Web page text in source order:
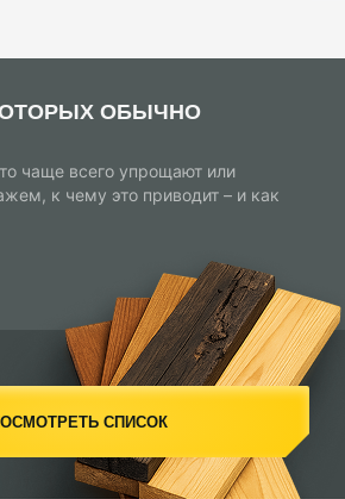
ОБЫЧНО
чаще всего упрощают или
к чему это приводит – и как
СПИСОК